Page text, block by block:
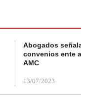
Abogados
convenios ente
AMC
13/07/2023